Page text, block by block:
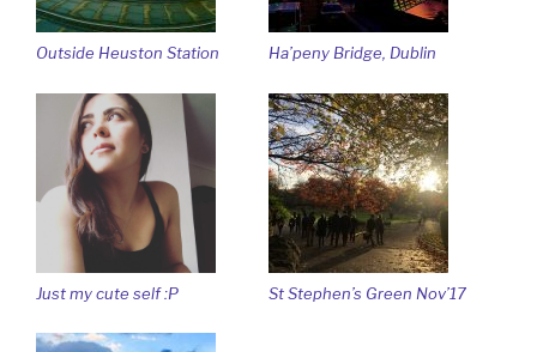
Outside Heuston Station Ha’peny Bridge, Dublin
Just my cute self :P St Stephen’s Green Nov’17